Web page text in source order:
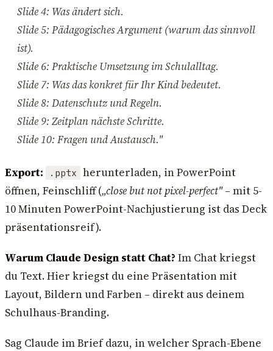
Slide 4: Was ändert sich.
Slide 5: Pädagogisches Argument (warum das sinnvoll
ist).
Slide 6: Praktische Umsetzung im Schulalltag.
Slide 7: Was das konkret für Ihr Kind bedeutet.
Slide 8: Datenschutz und Regeln.
Slide 9: Zeitplan nächste Schritte.
Slide 10: Fragen und Austausch."
Export: .pptx herunterladen, in PowerPoint
öffnen, Feinschliff („close but not pixel-perfect"– mit 5-
10 Minuten PowerPoint-Nachjustierung ist das Deck
präsentationsreif).
Warum Claude Design statt Chat? Im Chat kriegst
du Text. Hier kriegst du eine Präsentation mit
Layout, Bildern und Farben – direkt aus deinem
Schulhaus-Branding.
Sag Claude im Brief dazu, in welcher Sprach-Ebene